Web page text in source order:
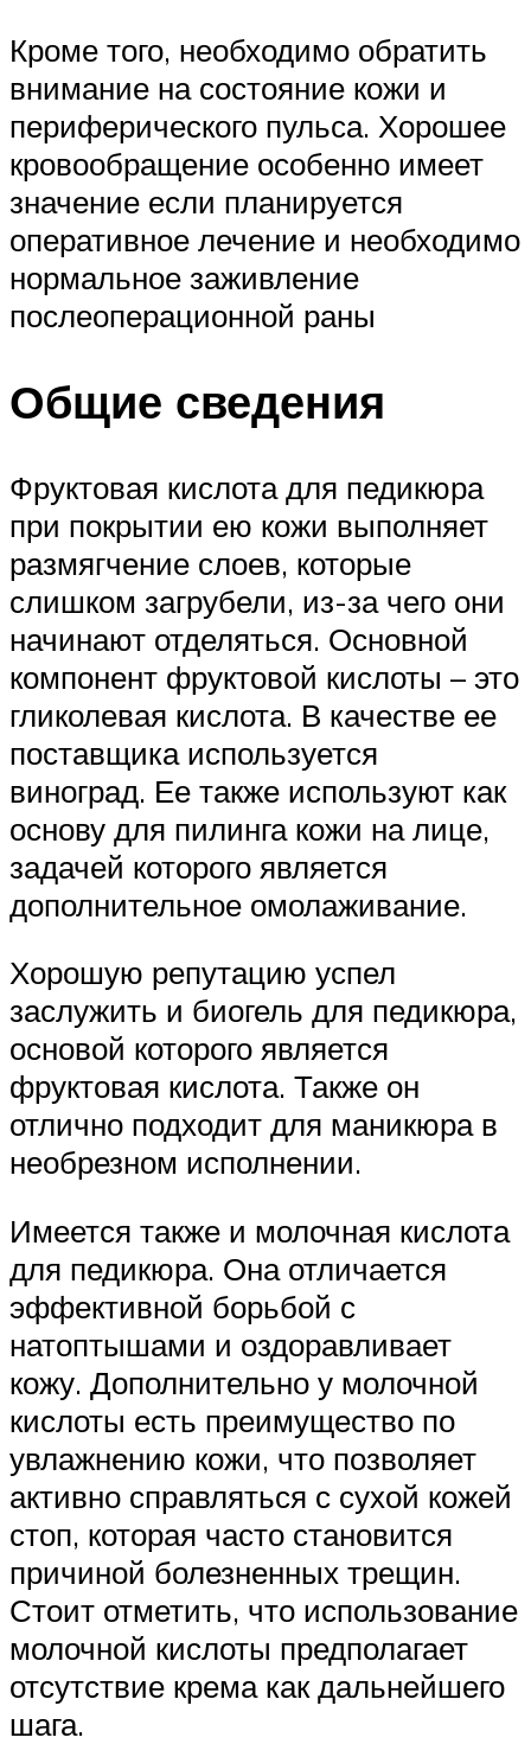
Кроме того, необходимо обратить
внимание на состояние кожи и
периферического пульса. Хорошее
кровообращение особенно имеет
значение если планируется
оперативное лечение и необходимо
нормальное заживление
послеоперационной раны
Общие сведения
Фруктовая кислота для педикюра
при покрытии ею кожи выполняет
размягчение слоев, которые
слишком загрубели, из-за чего они
начинают отделяться. Основной
компонент фруктовой кислоты – это
гликолевая кислота. В качестве ее
поставщика используется
виноград. Ее также используют как
основу для пилинга кожи на лице,
задачей которого является
дополнительное омолаживание.
Хорошую репутацию успел
заслужить и биогель для педикюра,
основой которого является
фруктовая кислота. Также он
отлично подходит для маникюра в
необрезном исполнении.
Имеется также и молочная кислота
для педикюра. Она отличается
эффективной борьбой с
натоптышами и оздоравливает
кожу. Дополнительно у молочной
кислоты есть преимущество по
увлажнению кожи, что позволяет
активно справляться с сухой кожей
стоп, которая часто становится
причиной болезненных трещин.
Стоит отметить, что использование
молочной кислоты предполагает
отсутствие крема как дальнейшего
шага.